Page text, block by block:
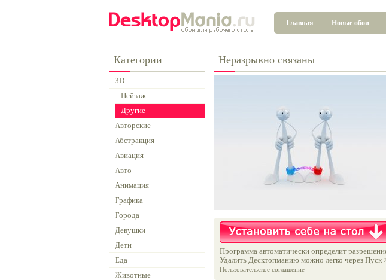
Главная Новые обои
Категории
3D
Пейзаж
Другие
Авторские
Абстракция
Авиация
Авто
Анимация
Графика
Города
Девушки
Дети
Еда
Животные
Неразрывно связаны
Программа автоматически определит
Удалить Десктопманию можно легко через
Пользовательское соглашение